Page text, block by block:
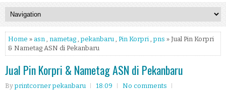
Home » asn nametag ,pekanbaru Pin Korpri ,pns » Jual Pin Korpri
& Nametag ASN di Pekanbaru
Jual Pin Korpri & Nametag ASN di Pekanbaru
Byprintcorner pekanbaru 18:09 No comments